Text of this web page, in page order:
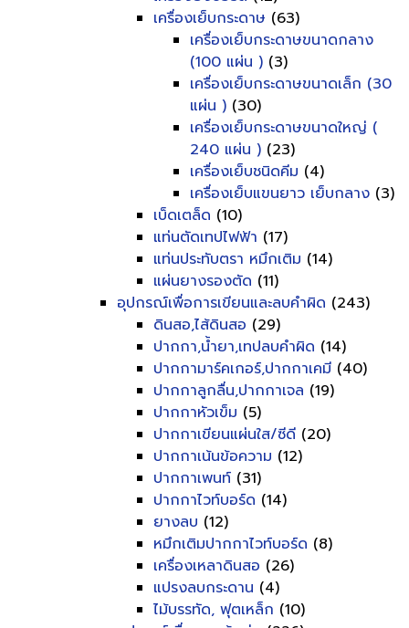
เครื่องเย็บกระดาษ (63)
เครื่องเย็บกระดาษขนาดกลาง
(100 แผ่น ) (3)
เครื่องเย็บกระดาษขนาดเล็ก (30
แผ่น ) (30)
เครื่องเย็บกระดาษขนาดใหญ่ (
240 แผ่น ) (23)
เครื่องเย็บชนิดคีม (4)
เครื่องเย็บแขนยาว เย็บกลาง (3)
เบ็ดเตล็ด (10)
แท่นตัดเทปไฟฟ้า (17)
แท่นประทับตรา หมึกเติม (14)
แผ่นยางรองตัด (11)
อุปกรณ์เพื่อการเขียนและลบคำผิด (243)
ดินสอ,ไส้ดินสอ (29)
ปากกา,น้ำยา,เทปลบคำผิด (14)
ปากกามาร์คเกอร์,ปากกาเคมี (40)
ปากกาลูกลื่น,ปากกาเจล (19)
ปากกาหัวเข็ม (5)
ปากกาเขียนแผ่นใส/ซีดี (20)
ปากกาเน้นข้อความ (12)
ปากกาเพนท์ (31)
ปากกาไวท์บอร์ด (14)
ยางลบ (12)
หมึกเติมปากกาไวท์บอร์ด (8)
เครื่องเหลาดินสอ (26)
แปรงลบกระดาน (4)
ไม้บรรทัด, ฟุตเหล็ก (10)